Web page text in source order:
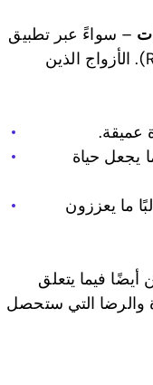
– سواءً عبر تطبيق
Recoupling أو بنسخ فعلية – إلى تحقيق فوائد عائد كبير على الاستثمار (ROI). الأزواج الذين
عميقة.
يجعل حياة
ما يعززون
فيما يتعلق
والرضا التي ستحصل